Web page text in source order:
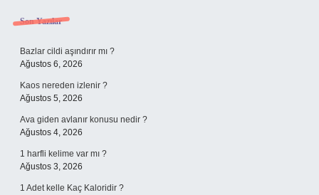
Sidebar
Son Yazılar
Bazlar cildi aşındırır mı ?
Ağustos 6, 2026
Kaos nereden izlenir ?
Ağustos 5, 2026
Ava giden avlanır konusu nedir ?
Ağustos 4, 2026
1 harfli kelime var mı ?
Ağustos 3, 2026
1 Adet kelle Kaç Kaloridir ?